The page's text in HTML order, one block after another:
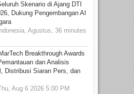
Skenario di Ajang DTI
Dukung Pengembangan AI
Agustus, 36 minutes
Breakthrough Awards
dan Analisis
Distribusi Siaran Pers, dan
Aug 6 2026 5:00 PM